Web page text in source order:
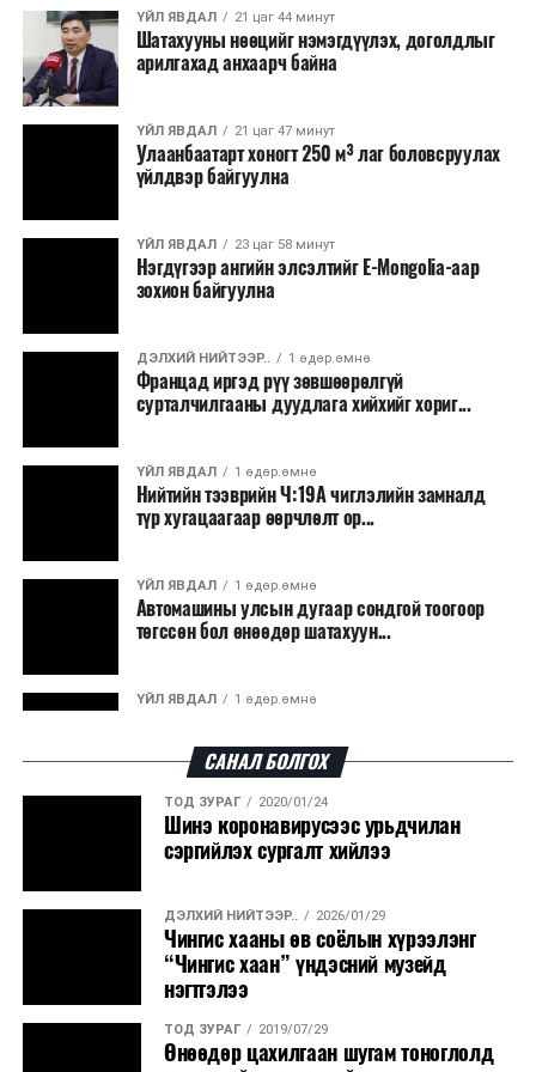
хэлбэрээр хэрэгжүүлэхээр тусгажээ.
Лаг хатаах, шатаах технологи нь бохир ус цэвэрлэх
байгууламжаас гардаг лагийг байгаль орчинд аюулгүй
аргаар боловсруулж, эзлэхүүнийг эрс бууруулах
зориулалттай. Лагийг өндөр температурт шатааснаар
эзлэхүүн нь 90 хүртэл хувиар буурч, бактери, вирус
болон бусад өвчин үүсгэгч бичил биетнийг устгах
боломжтой.
Түүнчлэн шаталтын явцад үүсэх дулааныг цахилгаан
болдог. Зарим технологийн хувьд шаталтын дараа
үлдэх үнснээс фосфор зэрэг ашигт эрдсийг сэргээн
авах боломжтой аж.
Япон, Герман, Швейцар, Нидерланд, Өмнөд Солонгос
зэрэг улс лаг хатаах, шатаах технологийг ашиглаж
байна. Тухайлбал, Германд лаг шатаах үйлдвэрээс
ашигладаг бол Нидерландад төвлөрсөн лаг
боловсруулах үйлдвэрүүдээр дулаан, цахилгаан
эрчим хүч үйлдвэрлэдэг.
Ийнхүү лаг хатаах, шатаах технологийг лагийн
үйлдвэрлэх, нөөцийг дахин ашиглах чиглэлээр олон
улсад өргөн ашиглаж байна.
ҮЙЛ ЯВДАЛ 21 цаг 44 минут
Шатахууны нөөцийг нэмэгдүүлэх, доголдлыг
арилгахад анхаарч байна
ҮЙЛ ЯВДАЛ 21 цаг 47 минут
Улаанбаатарт хоногт 250 м³ лаг боловсруулах
үйлдвэр байгуулна
ҮЙЛ ЯВДАЛ 23 цаг 58 минут
Нэгдүгээр ангийн элсэлтийг E-Mongolia-аар
зохион байгуулна
ДЭЛХИЙ НИЙТЭЭР.. 1 өдөр.өмнө
Францад иргэд рүү зөвшөөрөлгүй
сурталчилгааны дуудлага хийхийг хориг...
ҮЙЛ ЯВДАЛ 1 өдөр.өмнө
Нийтийн тээврийн Ч:19А чиглэлийн замналд
түр хугацаагаар өөрчлөлт ор...
ҮЙЛ ЯВДАЛ 1 өдөр.өмнө
Автомашины улсын дугаар сондгой тоогоор
төгссөн бол өнөөдөр шатахуун...
ҮЙЛ ЯВДАЛ 1 өдөр.өмнө
ДЭЛХИЙ НИЙТЭЭР..
“Уралдронзавод” компанийн ерөнхий
захирлын автомашиныг дэлбэлжээ...
ҮЙЛ ЯВДАЛ
Сүхбаатар боомтоор тав хоногт 10 мянга гаруй
тонн АИ-92 автобензин и...
ДЭЛХИЙ НИЙТЭЭР..
Вашингтон мужийн ой хээрийн түймрийг
САНАЛ БОЛГОХ
ТОД ЗУРАГ 2020/01/24
Шинэ коронавирусээс урьдчилан
сэргийлэх сургалт хийлээ
ДЭЛХИЙ НИЙТЭЭР.. 2026/01/29
Чингис хааны өв соёлын хүрээлэнг
“Чингис хаан” үндэсний музейд
нэгтгэлээ
ТОД ЗУРАГ 2019/07/29
Өнөөдөр цахилгаан шугам тоноглолд